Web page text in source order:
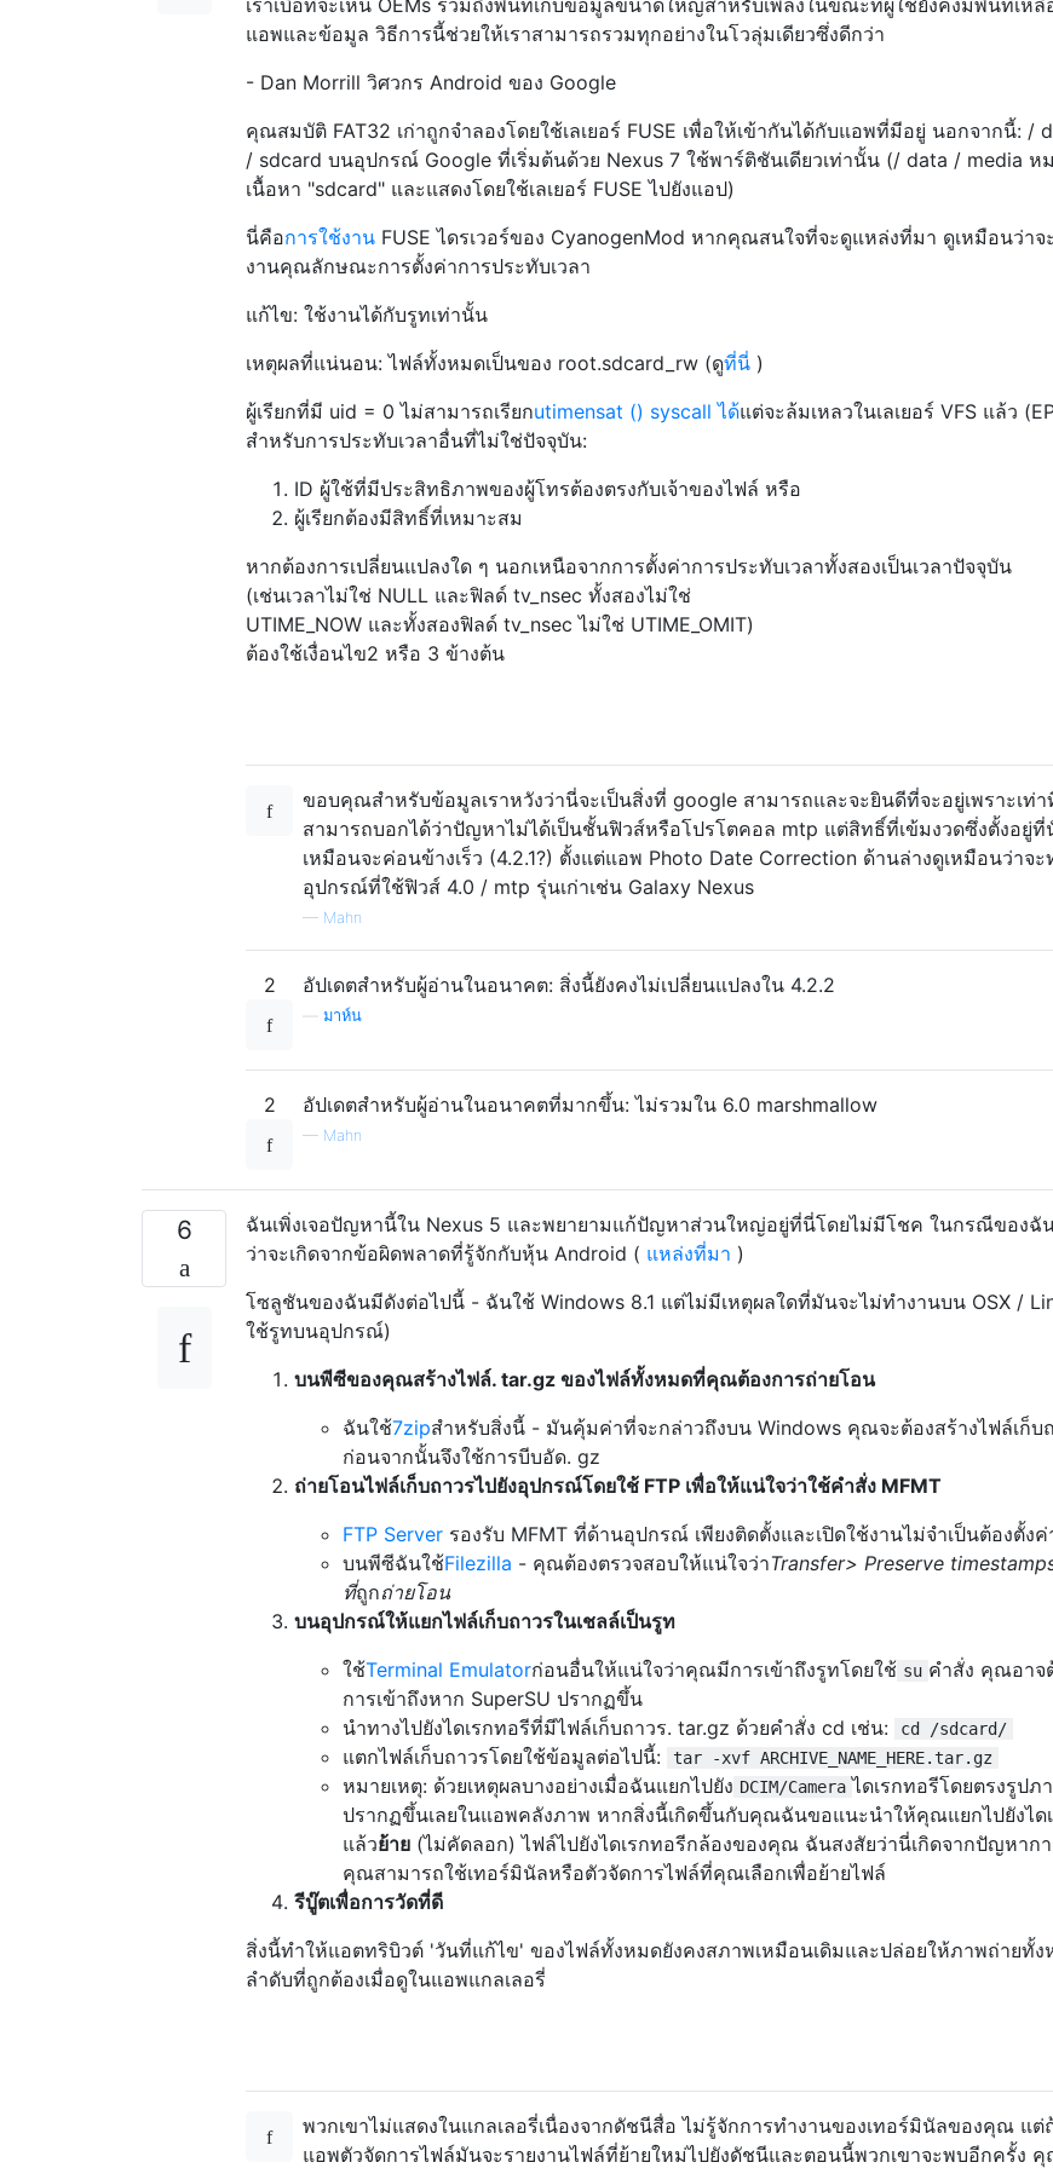
แอพและข้อมูล วิธีการนี้ช่วยให้เราสามารถรวมทุกอย่างในโวลุ่มเดียวซึ่งดีกว่า
- Dan Morrill วิศวกร Android ของ Google
คุณสมบัติ FAT32 เก่าถูกจำลองโดยใช้เลเยอร์ FUSE เพื่อให้เข้ากันได้กับแอพที่มีอยู่ นอกจากนี้: /
/ sdcard บนอุปกรณ์ Google ที่เริ่มต้นด้วย Nexus 7 ใช้พาร์ติชันเดียวเท่านั้น (/ data / media ห
เนื้อหา "sdcard" และแสดงโดยใช้เลเยอร์ FUSE ไปยังแอป)
นี่คือการใช้งาน FUSE ไดรเวอร์ของ CyanogenMod หากคุณสนใจที่จะดูแหล่งที่มา ดูเหมือนว่าจ
งานคุณลักษณะการตั้งค่าการประทับเวลา
แก้ไข: ใช้งานได้กับรูทเท่านั้น
เหตุผลที่แน่นอน: ไฟล์ทั้งหมดเป็นของ root.sdcard_rw (ดูที่นี่ )
ผู้เรียกที่มี uid = 0 ไม่สามารถเรียกutimensat () syscall ได้แต่จะล้มเหลวในเลเยอร์ VFS แล้ว
สำหรับการประทับเวลาอื่นที่ไม่ใช่ปัจจุบัน:
ID ผู้ใช้ที่มีประสิทธิภาพของผู้โทรต้องตรงกับเจ้าของไฟล์ หรือ
ผู้เรียกต้องมีสิทธิ์ที่เหมาะสม
หากต้องการเปลี่ยนแปลงใด ๆ นอกเหนือจากการตั้งค่าการประทับเวลาทั้งสองเป็นเวลาปัจจุบัน
(เช่นเวลาไม่ใช่ NULL และฟิลด์ tv_nsec ทั้งสองไม่ใช่
UTIME_NOW และทั้งสองฟิลด์ tv_nsec ไม่ใช่ UTIME_OMIT)
ต้องใช้เงื่อนไข2 หรือ 3 ข้างต้น
ขอบคุณสำหรับข้อมูลเราหวังว่านี่จะเป็นสิ่งที่ google สามารถและจะยินดีที่จะอยู่เพราะเท่
สามารถบอกได้ว่าปัญหาไม่ได้เป็นชั้นฟิวส์หรือโปรโตคอล mtp แต่สิทธิ์ที่เข้มงวดซึ่งตั้งอยู่
เหมือนจะค่อนข้างเร็ว (4.2.1?) ตั้งแต่แอพ Photo Date Correction ด้านล่างดูเหมือนว่าจะ
อุปกรณ์ที่ใช้ฟิวส์ 4.0 / mtp รุ่นเก่าเช่น Galaxy Nexus
— Mahn
2 อัปเดตสำหรับผู้อ่านในอนาคต: สิ่งนี้ยังคงไม่เปลี่ยนแปลงใน 4.2.2
มาห์น
2 อัปเดตสำหรับผู้อ่านในอนาคตที่มากขึ้น: ไม่รวมใน 6.0 marshmallow
— Mahn
6
ฉันเพิ่งเจอปัญหานี้ใน Nexus 5 และพยายามแก้ปัญหาส่วนใหญ่อยู่ที่นี่โดยไม่มีโชค ในกรณีของฉั
ว่าจะเกิดจากข้อผิดพลาดที่รู้จักกับหุ้น Android ( แหล่งที่มา )
โซลูชันของฉันมีดังต่อไปนี้ - ฉันใช้ Windows 8.1 แต่ไม่มีเหตุผลใดที่มันจะไม่ทำงานบน OSX /
ใช้รูทบนอุปกรณ์)
บนพีซีของคุณสร้างไฟล์. tar.gz ของไฟล์ทั้งหมดที่คุณต้องการถ่ายโอน
ฉันใช้7zipสำหรับสิ่งนี้ - มันคุ้มค่าที่จะกล่าวถึงบน Windows คุณจะต้องสร้างไฟล์เก็บ
ก่อนจากนั้นจึงใช้การบีบอัด. gz
ถ่ายโอนไฟล์เก็บถาวรไปยังอุปกรณ์โดยใช้ FTP เพื่อให้แน่ใจว่าใช้คำสั่ง MFMT
FTP Server รองรับ MFMT ที่ด้านอุปกรณ์ เพียงติดตั้งและเปิดใช้งานไม่จำเป็นต้องตั้งค่
บนพีซีฉันใช้Filezilla - คุณต้องตรวจสอบให้แน่ใจว่าTransfer> Preserve
ที่ถูกถ่ายโอน
บนอุปกรณ์ให้แยกไฟล์เก็บถาวรในเชลล์เป็นรูท
ใช้Terminal Emulatorก่อนอื่นให้แน่ใจว่าคุณมีการเข้าถึงรูทโดยใช้ su คำสั่ง คุณอาจ
การเข้าถึงหาก SuperSU ปรากฏขึ้น
นำทางไปยังไดเรกทอรีที่มีไฟล์เก็บถาวร. tar.gz ด้วยคำสั่ง cd เช่น:
cd /sdcard/
แตกไฟล์เก็บถาวรโดยใช้ข้อมูลต่อไปนี้: tar -xvf ARCHIVE_NAME_HERE.tar.gz
หมายเหตุ: ด้วยเหตุผลบางอย่างเมื่อฉันแยกไปยัง DCIM/Camera ไดเรกทอรีโดยตรงรูปภ
ปรากฏขึ้นเลยในแอพคลังภาพ หากสิ่งนี้เกิดขึ้นกับคุณฉันขอแนะนำให้คุณแยกไปยังได
แล้วย้าย (ไม่คัดลอก) ไฟล์ไปยังไดเรกทอรีกล้องของคุณ ฉันสงสัยว่านี่เกิดจากปัญหาก
คุณสามารถใช้เทอร์มินัลหรือตัวจัดการไฟล์ที่คุณเลือกเพื่อย้ายไฟล์
รีบู๊ตเพื่อการวัดที่ดี
สิ่งนี้ทำให้แอตทริบิวต์ 'วันที่แก้ไข' ของไฟล์ทั้งหมดยังคงสภาพเหมือนเดิมและปล่อยให้ภาพถ่ายทั้ง
ลำดับที่ถูกต้องเมื่อดูในแอพแกลเลอรี่
พวกเขาไม่แสดงในแกลเลอรี่เนื่องจากดัชนีสื่อ ไม่รู้จักการทำงานของเทอร์มินัลของคุณ แ
แอพตัวจัดการไฟล์มันจะรายงานไฟล์ที่ย้ายใหม่ไปยังดัชนีและตอนนี้พวกเขาจะพบอีกครั้ง